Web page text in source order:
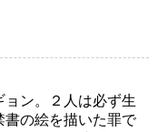
ン。２人は必ず生
書の絵を描いた罪で